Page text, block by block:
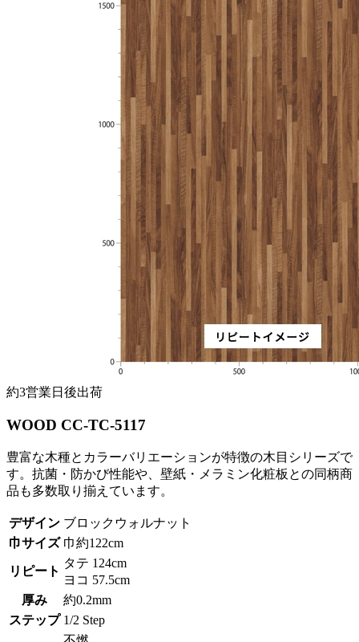
約3営業日後出荷
WOOD CC-TC-5117
豊富な木種とカラーバリエーションが特徴の木目シリーズで
す。抗菌・防かび性能や、壁紙・メラミン化粧板との同柄商
品も多数取り揃えています。
デザイン ブロックウォルナット
巾サイズ 巾約122cm
リピート
タテ 124cm
ヨコ 57.5cm
厚み
約0.2mm
ステップ 1/2 Step